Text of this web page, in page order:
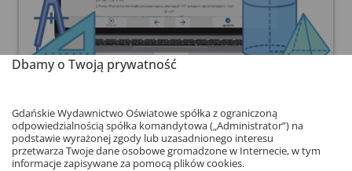
MatNau!
Ratunek dla potrzebujących 2 szansy
Dbamy o Twoją prywatność
Gdańskie Wydawnictwo Oświatowe spółka z ograniczoną
odpowiedzialnością spółka komandytowa („Administrator”) na
podstawie wyrażonej zgody lub uzasadnionego interesu
przetwarza Twoje dane osobowe gromadzone w Internecie, w tym
informacje zapisywane za pomocą plików cookies.